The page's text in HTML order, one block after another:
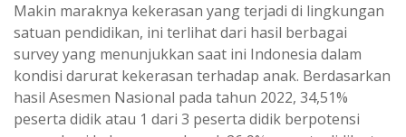
Makin maraknya kekerasan yang terjadi di lingkungan
satuan pendidikan, ini terlihat dari hasil berbagai
survey yang menunjukkan saat ini Indonesia dalam
kondisi darurat kekerasan terhadap anak. Berdasarkan
hasil Asesmen Nasional pada tahun 2022, 34,51%
peserta didik atau 1 dari 3 peserta didik berpotensi